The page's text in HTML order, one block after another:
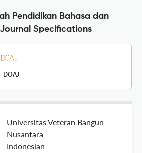
Pendidikan Bahasa dan
Specifications
DOAJ
Universitas Veteran Bangun
Nusantara
Indonesian